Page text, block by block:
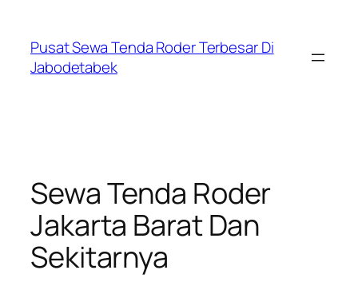
content
Pusat Sewa Tenda Roder Terbesar Di
Jabodetabek
Sewa Tenda Roder
Jakarta Barat Dan
Sekitarnya